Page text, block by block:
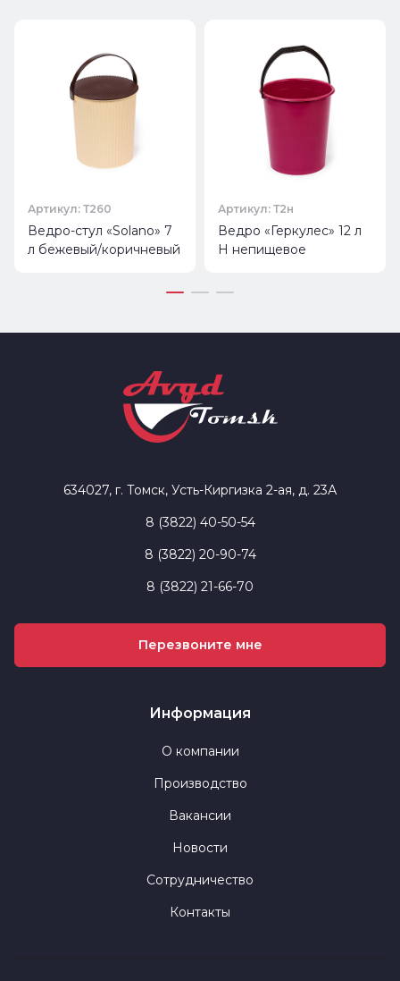
Артикул: Т260
Ведро-стул «Solano» 7
л бежевый/коричневый
Артикул: Т2н
Ведро «Геркулес» 12 л
H непищевое
634027, г. Томск, Усть-Киргизка 2-ая, д. 23А
8 (3822) 40-50-54
8 (3822) 20-90-74
8 (3822) 21-66-70
Перезвоните мне
Информация
О компании
Производство
Вакансии
Новости
Сотрудничество
Контакты